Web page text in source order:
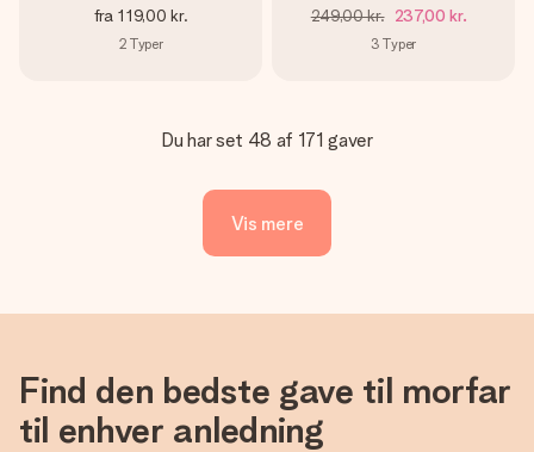
fra 119,00 kr.
2 Typer
249,00 kr. 237,00 kr.
3 Typer
Du har set 48 af 171 gaver
Vis mere
Find den bedste gave til morfar
til enhver anledning